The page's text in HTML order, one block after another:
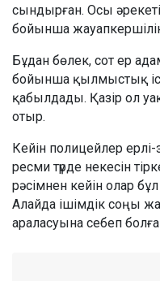
сындырған. Осы
бойынша жауапкершілік
Бұдан бөлек, сот ер
бойынша қылмыстық
қабылдады. Қазір ол
отыр.
Кейін полицейлер
ресми түрде некесін
рәсімнен кейін олар бұл
Алайда ішімдік соңы
араласуына себеп